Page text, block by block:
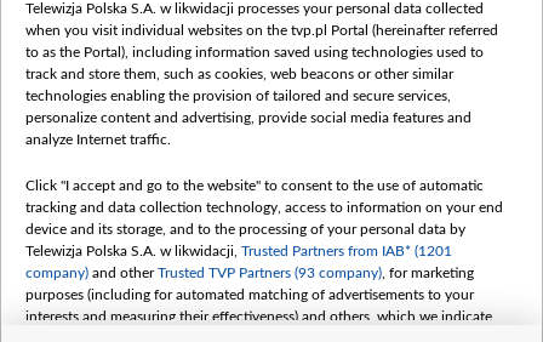
Бяспека
Youtube
Белсат news
Белсат Shorts
Жэстачайшы мульт
Belsat English
Biełsat PL
Белсат Now
Белсат History
Telewizja Polska S.A. w likwidacji processes your personal data collected
when you visit individual websites on the tvp.pl Portal (hereinafter referred
to as the Portal), including information saved using technologies used to
track and store them, such as cookies, web beacons or other similar
technologies enabling the provision of tailored and secure services,
personalize content and advertising, provide social media features and
analyze Internet traffic.
Click "I accept and go to the website" to consent to the use of automatic
tracking and data collection technology, access to information on your end
device and its storage, and to the processing of your personal data by
Telewizja Polska S.A. w likwidacji, Trusted Partners from IAB* (1201
company) and otherTrusted TVP Partners (93 company) , for marketing
purposes (including for automated matching of advertisements to your
interests and measuring their effectiveness) and others, which we indicate